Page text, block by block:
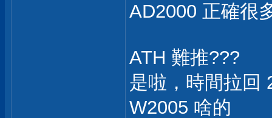
AD2000 正確很
ATH 難推???
是啦，時間拉回
W2005 啥的